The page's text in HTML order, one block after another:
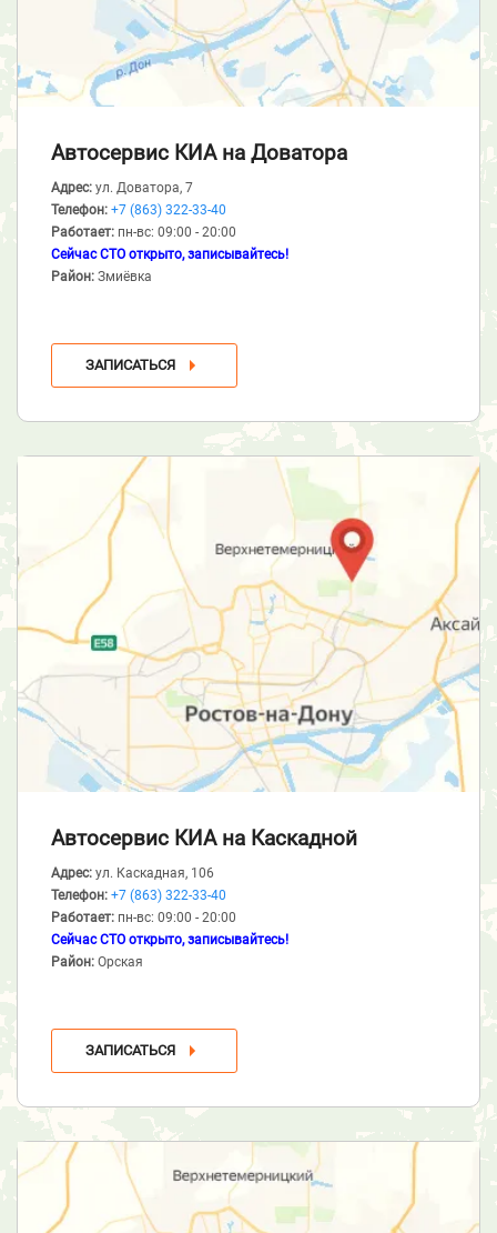
Автосервис КИА на Доватора
Адрес: ул. Доватора, 7
Телефон: +7 (863) 322-33-40
Работает: пн-вс: 09:00 - 20:00
Сейчас СТО открыто, записывайтесь!
Район: Змиёвка
ЗАПИСАТЬСЯ
Автосервис КИА на Каскадной
Адрес: ул. Каскадная, 106
Телефон: +7 (863) 322-33-40
Работает: пн-вс: 09:00 - 20:00
Сейчас СТО открыто, записывайтесь!
Район: Орская
ЗАПИСАТЬСЯ